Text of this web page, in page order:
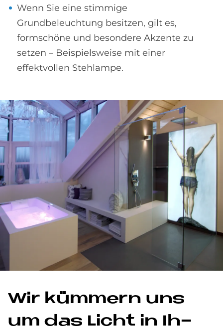
Wenn Sie eine stimmige
Grundbeleuchtung besitzen, gilt es,
formschöne und besondere Akzente zu
setzen – Beispielsweise mit einer
effektvollen Stehlampe.
Wir küm­mern uns
um das Li­cht in Ih­